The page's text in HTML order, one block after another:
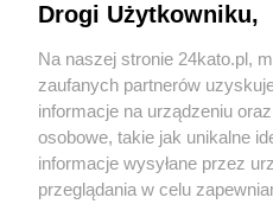
Gliwicką, na budynek
3 / 3
Zegar
Wydawca mediów lokalnych
Drogi Użytkowniku,
Na naszej stronie 24kato.pl,
zaufanych partnerów
informacje na urządzeniu
osobowe, takie jak unikalne
informacje wysyłane przez
przeglądania w celu